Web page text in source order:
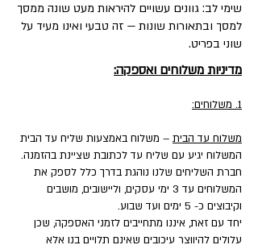
שימי לב: גוונים עשויים להיראות מעט שונה ממסך
למסך ובתאורות שונות — זה טבעי ואינו מעיד על
שוני בפריט.
מדיניות משלוחים ואספקה:
1. משלוחים:
משלוח עד הבית – משלוח באמצעות שליח עד הבית
המשלוח יגיע עם שליח עד לכתובת שציינת בהזמנה.
חברת השליחים שלנו נוהגת בדרך כלל לספק את
המשלוחים עד 3 ימי עסקים, וליישובים, מושבים
וקיבוצים כ- 5 ימים ועד שבוע.
יחד עם זאת, איננו מתחייבים לזמני האספקה, שכן
עלולים להיווצר עיכובים שאינם תלויים בנו אלא